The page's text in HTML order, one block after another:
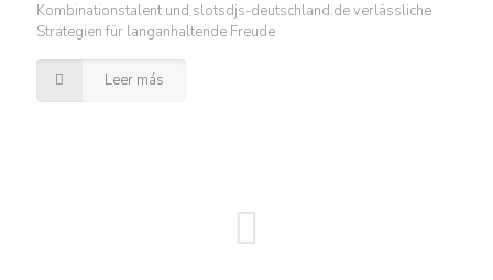
Kombinationstalent und slotsdjs-deutschland.de verlässliche
Strategien für langanhaltende Freude
Leer más